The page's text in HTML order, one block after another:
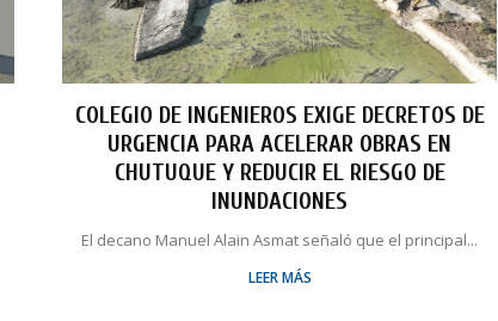
COLEGIO DE INGENIEROS EXIGE DECRETOS DE
URGENCIA PARA ACELERAR OBRAS EN
CHUTUQUE Y REDUCIR EL RIESGO DE
INUNDACIONES
El decano Manuel Alain Asmat señaló que el principal...
LEER MÁS